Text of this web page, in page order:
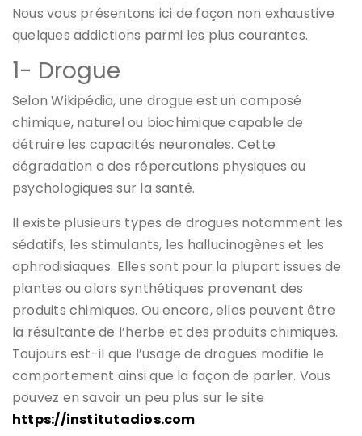
Nous vous présentons ici de façon non exhaustive
quelques addictions parmi les plus courantes.
1- Drogue
Selon Wikipédia, une drogue est un composé
chimique, naturel ou biochimique capable de
détruire les capacités neuronales. Cette
dégradation a des répercutions physiques ou
psychologiques sur la santé.
Il existe plusieurs types de drogues notamment les
sédatifs, les stimulants, les hallucinogènes et les
aphrodisiaques. Elles sont pour la plupart issues de
plantes ou alors synthétiques provenant des
produits chimiques. Ou encore, elles peuvent être
la résultante de l’herbe et des produits chimiques.
Toujours est-il que l’usage de drogues modifie le
comportement ainsi que la façon de parler. Vous
pouvez en savoir un peu plus sur le site
https://institutadios.com